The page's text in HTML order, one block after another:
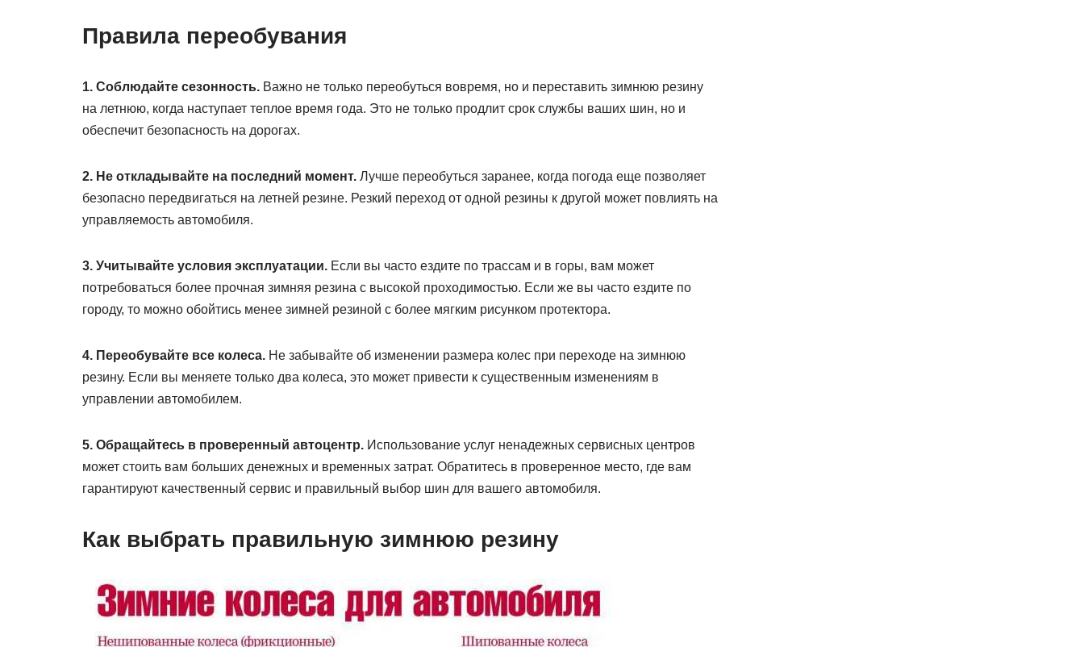
Правила переобувания
1. Соблюдайте сезонность. Важно не только переобуться вовремя, но и переставить зимнюю резину
на летнюю, когда наступает теплое время года. Это не только продлит срок службы ваших шин, но и
обеспечит безопасность на дорогах.
2. Не откладывайте на последний момент. Лучше переобуться заранее, когда погода еще позволяет
безопасно передвигаться на летней резине. Резкий переход от одной резины к другой может повлиять на
управляемость автомобиля.
3. Учитывайте условия эксплуатации. Если вы часто ездите по трассам и в горы, вам может
потребоваться более прочная зимняя резина с высокой проходимостью. Если же вы часто ездите по
городу, то можно обойтись менее зимней резиной с более мягким рисунком протектора.
4. Переобувайте все колеса. Не забывайте об изменении размера колес при переходе на зимнюю
резину. Если вы меняете только два колеса, это может привести к существенным изменениям в
управлении автомобилем.
5. Обращайтесь в проверенный автоцентр. Использование услуг ненадежных сервисных центров
может стоить вам больших денежных и временных затрат. Обратитесь в проверенное место, где вам
гарантируют качественный сервис и правильный выбор шин для вашего автомобиля.
Как выбрать правильную зимнюю резину